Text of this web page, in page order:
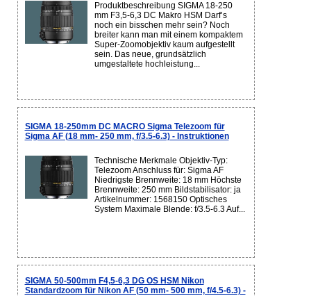
Produktbeschreibung SIGMA 18-250
mm F3,5-6,3 DC Makro HSM Darf’s
noch ein bisschen mehr sein? Noch
breiter kann man mit einem kompaktem
Super-Zoomobjektiv kaum aufgestellt
sein. Das neue, grundsätzlich
umgestaltete hochleistung...
SIGMA 18-250mm DC MACRO Sigma Telezoom für
Sigma AF (18 mm- 250 mm, f/3.5-6.3) - Instruktionen
Technische Merkmale Objektiv-Typ:
Telezoom Anschluss für: Sigma AF
Niedrigste Brennweite: 18 mm Höchste
Brennweite: 250 mm Bildstabilisator: ja
Artikelnummer: 1568150 Optisches
System Maximale Blende: f/3.5-6.3 Auf...
SIGMA 50-500mm F4,5-6,3 DG OS HSM Nikon
Standardzoom für Nikon AF (50 mm- 500 mm, f/4.5-6.3) -